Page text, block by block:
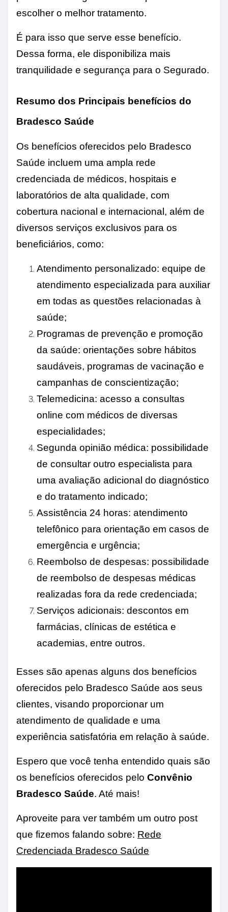
escolher o melhor tratamento.
É para isso que serve esse benefício.
Dessa forma, ele disponibiliza mais
tranquilidade e segurança para o Segurado.
Resumo dos Principais benefícios do
Bradesco Saúde
Os benefícios oferecidos pelo Bradesco
Saúde incluem uma ampla rede
credenciada de médicos, hospitais e
laboratórios de alta qualidade, com
cobertura nacional e internacional, além de
diversos serviços exclusivos para os
beneficiários, como:
Atendimento personalizado: equipe de
atendimento especializada para auxiliar
em todas as questões relacionadas à
saúde;
Programas de prevenção e promoção
da saúde: orientações sobre hábitos
saudáveis, programas de vacinação e
campanhas de conscientização;
Telemedicina: acesso a consultas
online com médicos de diversas
especialidades;
Segunda opinião médica: possibilidade
de consultar outro especialista para
uma avaliação adicional do diagnóstico
e do tratamento indicado;
Assistência 24 horas: atendimento
telefônico para orientação em casos de
emergência e urgência;
Reembolso de despesas: possibilidade
de reembolso de despesas médicas
realizadas fora da rede credenciada;
Serviços adicionais: descontos em
farmácias, clínicas de estética e
academias, entre outros.
Esses são apenas alguns dos benefícios
oferecidos pelo Bradesco Saúde aos seus
clientes, visando proporcionar um
atendimento de qualidade e uma
experiência satisfatória em relação à saúde.
Espero que você tenha entendido quais são
os benefícios oferecidos pelo Convênio
Bradesco Saúde. Até mais!
Aproveite para ver também um outro post
que fizemos falando sobre: Rede
Credenciada Bradesco Saúde